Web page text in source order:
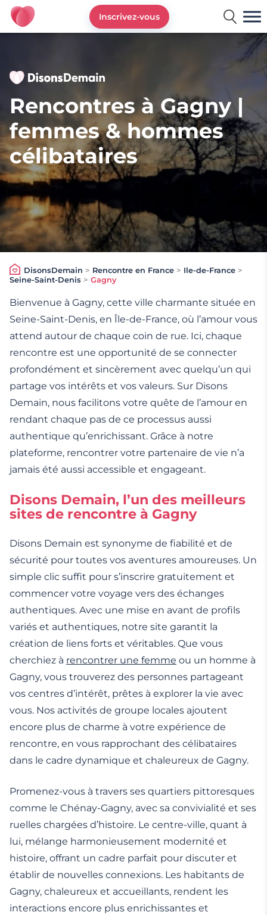
DisonsDemain.fr - Site de rencontres plus de 50 ans
Inscrivez-vous
Rencontres à Gagny |
femmes & hommes
célibataires
DisonsDemain > Rencontre en France > Ile-de-France >
Seine-Saint-Denis > Gagny
Bienvenue à Gagny, cette ville charmante située en
Seine-Saint-Denis, en Île-de-France, où l’amour vous
attend autour de chaque coin de rue. Ici, chaque
rencontre est une opportunité de se connecter
profondément et sincèrement avec quelqu’un qui
partage vos intérêts et vos valeurs. Sur Disons
Demain, nous facilitons votre quête de l’amour en
rendant chaque pas de ce processus aussi
authentique qu’enrichissant. Grâce à notre
plateforme, rencontrer votre partenaire de vie n’a
jamais été aussi accessible et engageant.
Disons Demain, l’un des meilleurs
sites de rencontre à Gagny
Disons Demain est synonyme de fiabilité et de
sécurité pour toutes vos aventures amoureuses. Un
simple clic suffit pour s’inscrire gratuitement et
commencer votre voyage vers des échanges
authentiques. Avec une mise en avant de profils
variés et authentiques, notre site garantit la
création de liens forts et véritables. Que vous
cherchiez à rencontrer une femme ou un homme à
Gagny, vous trouverez des personnes partageant
vos centres d’intérêt, prêtes à explorer la vie avec
vous. Nos activités de groupe locales ajoutent
encore plus de charme à votre expérience de
rencontre, en vous rapprochant des célibataires
dans le cadre dynamique et chaleureux de Gagny.
Promenez-vous à travers ses quartiers pittoresques
comme le Chénay-Gagny, avec sa convivialité et ses
ruelles chargées d’histoire. Le centre-ville, quant à
lui, mélange harmonieusement modernité et
histoire, offrant un cadre parfait pour discuter et
établir de nouvelles connexions. Les habitants de
Gagny, chaleureux et accueillants, rendent les
interactions encore plus enrichissantes et